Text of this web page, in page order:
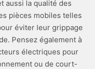
aussi la qualité des
pièces mobiles telles
éviter leur grippage
Pensez également à
électriques pour
ou de court-